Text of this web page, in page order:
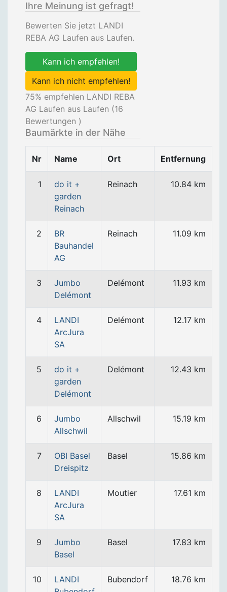
Ihre Meinung ist gefragt!
Bewerten Sie jetzt LANDI
REBA AG Laufen aus Laufen.
Kann ich empfehlen!
Kann ich nicht empfehlen!
75% empfehlen LANDI REBA
AG Laufen aus Laufen (16
Bewertungen )
Baumärkte in der Nähe
Nr Name Ort Entfernung
1
do it +
garden
Reinach
Reinach 10.84 km
2
BR
Bauhandel
AG
Reinach 11.09 km
3
Jumbo
Delémont
Delémont 11.93 km
4
LANDI
ArcJura
SA
Delémont 12.17 km
5
do it +
garden
Delémont
Delémont 12.43 km
6
Jumbo
Allschwil
Allschwil 15.19 km
7
OBI Basel
Dreispitz
Basel 15.86 km
8
LANDI
ArcJura
SA
Moutier 17.61 km
9
Jumbo
Basel
Basel 17.83 km
10
LANDI
Bubendorf 18.76 km